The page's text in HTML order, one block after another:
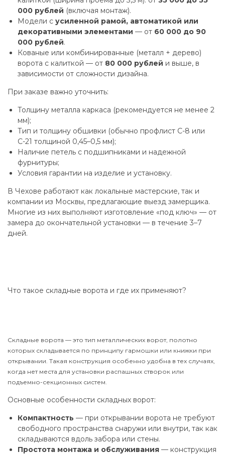
000 рублей (включая монтаж).
Модели с усиленной рамой, автоматикой или
декоративными элементами — от 60 000 до 90
000 рублей.
Кованые или комбинированные (металл + дерево)
ворота с калиткой — от 80 000 рублей и выше, в
зависимости от сложности дизайна.
При заказе важно уточнить:
Толщину металла каркаса (рекомендуется не менее 2
мм);
Тип и толщину обшивки (обычно профлист С-8 или
С-21 толщиной 0,45–0,5 мм);
Наличие петель с подшипниками и надежной
фурнитуры;
Условия гарантии на изделие и установку.
В Чехове работают как локальные мастерские, так и
компании из Москвы, предлагающие выезд замерщика.
Многие из них выполняют изготовление «под ключ» — от
замера до окончательной установки — в течение 3–7
дней.
Что такое складные ворота и где их применяют?
Складные ворота — это тип металлических ворот, полотно
которых складывается по принципу гармошки или книжки при
открывании. Такая конструкция особенно удобна в тех случаях,
когда нет места для установки распашных створок или
подъемно-секционных систем.
Основные особенности складных ворот:
Компактность — при открывании ворота не требуют
свободного пространства снаружи или внутри, так как
складываются вдоль забора или стены.
Простота монтажа и обслуживания — конструкция